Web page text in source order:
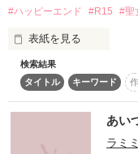
3人組大人気バンド
【89盗（はくとう）】
キラキラ王子様系イケ
八神　戒璃　（やがみ
#ハッピーエンド
#R15 #聖
表紙を見る
「求婚をされたのは影
かろう」
「……ご命令とあらば
妖精姫と名高い双子
しかし皇王オデルに
検索結果
タイトル
キーワード
あい
ラミミ